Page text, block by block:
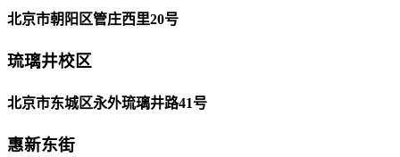
北京市朝阳区管庄西里20号
琉璃井校区
北京市东城区永外琉璃井路41号
惠新东街